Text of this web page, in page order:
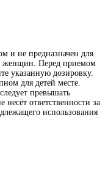
и не предназначен для
женщин. Перед приемом
указанную дозировку.
для детей месте.
превышать
ответственности за
использования